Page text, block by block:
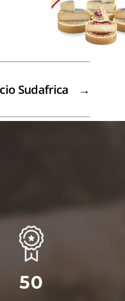
→
Sudafrica
50